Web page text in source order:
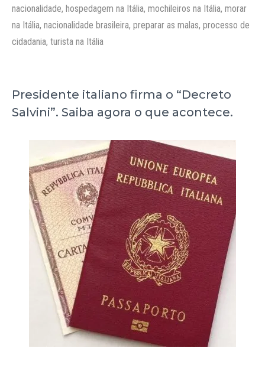
nacionalidade, hospedagem na Itália, mochileiros na Itália, morar
na Itália, nacionalidade brasileira, preparar as malas, processo de
cidadania, turista na Itália
Presidente italiano firma o “Decreto
Salvini”. Saiba agora o que acontece.